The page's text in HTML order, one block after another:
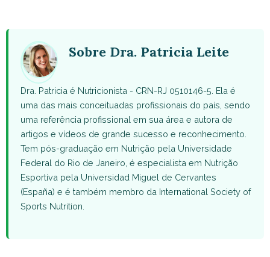
Sobre Dra. Patricia Leite
Dra. Patricia é Nutricionista - CRN-RJ 0510146-5. Ela é
uma das mais conceituadas profissionais do país, sendo
uma referência profissional em sua área e autora de
artigos e vídeos de grande sucesso e reconhecimento.
Tem pós-graduação em Nutrição pela Universidade
Federal do Rio de Janeiro, é especialista em Nutrição
Esportiva pela Universidad Miguel de Cervantes
(España) e é também membro da International Society of
Sports Nutrition.